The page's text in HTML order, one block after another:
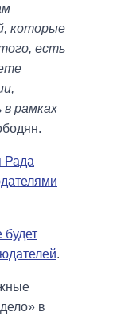
которые
есть
рамках
Рада
будет
.
в